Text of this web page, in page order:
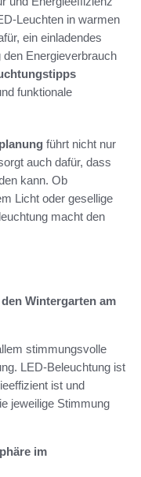
Leuchten in warmen
ein einladendes
Energieverbrauch
funktionale
führt nicht nur
auch dafür, dass
kann. Ob
Licht oder gesellige
macht den
Wintergarten am
stimmungsvolle
LED-Beleuchtung ist
ist und
jeweilige Stimmung
im